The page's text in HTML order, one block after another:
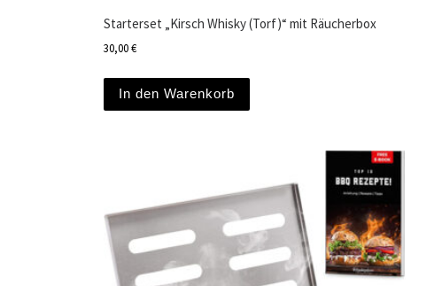
Starterset „Kirsch Whisky (Torf)“ mit Räucherbox
30,00€
In den Warenkorb